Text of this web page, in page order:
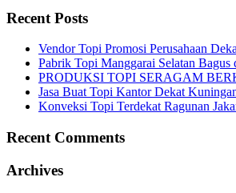
Recent Posts
Vendor Topi Promosi Perusahaan
Pabrik Topi Manggarai Selatan Bagus
PRODUKSI TOPI SERAGAM
Jasa Buat Topi Kantor Dekat
Konveksi Topi Terdekat Ragunan
Recent Comments
Archives